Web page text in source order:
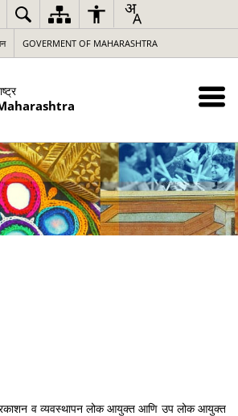
GOVERMENT OF MAHARASHTRA
व व्यवस्थापन लोक आयुक्त आणि उप लोक आयुक्त